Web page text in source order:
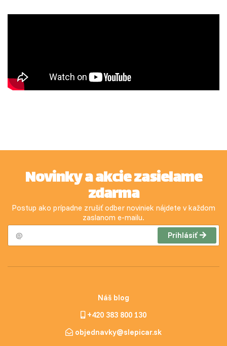
Novinky a akcie zasielame
zdarma
Postup ako prípadne zrušiť odber noviniek nájdete v každom
zaslanom e-mailu.
Prihlásiť
Náš blog
+420 383 800 130
objednavky@slepicar.sk